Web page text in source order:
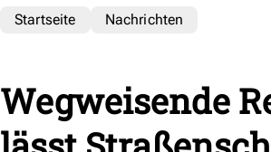
Startseite Nachrichten
Wegweisende